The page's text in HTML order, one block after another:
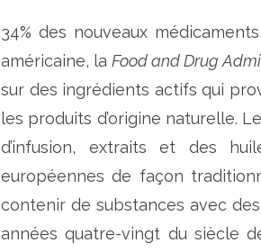
34% des nouveaux
américaine, laFood and Drug
sur des ingrédients actifs qui
les produits d’origine naturelle.
d’infusion, extraits et des
européennes de façon
contenir de substances avec
années quatre-vingt du siècle